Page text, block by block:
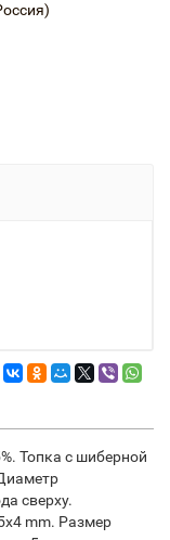
%. Топка с шиберной
сверху.
mm. Размер